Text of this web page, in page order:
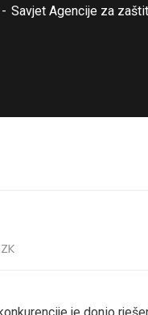
Savjet Agencije za